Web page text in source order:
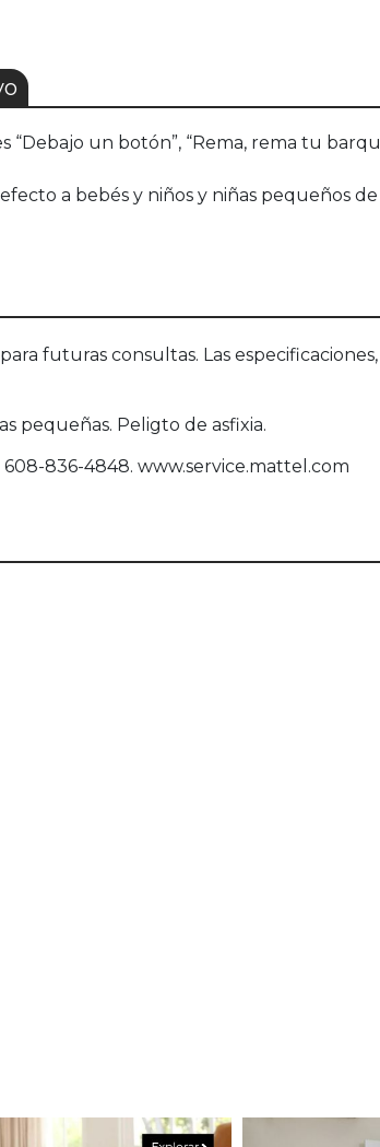
un botón”, “Rema, rema tu
a bebés y niños y niñas pequeños de
futuras consultas. Las
pequeñas. Peligto de asfixia.
836-4848. www.service.mattel.com